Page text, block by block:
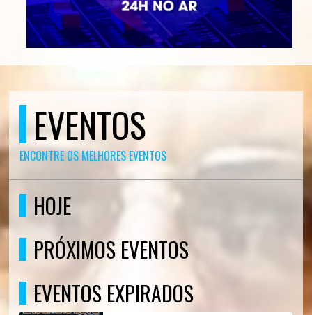
EVENTOS
ENCONTRE OS MELHORES EVENTOS
HOJE
PRÓXIMOS EVENTOS
EVENTOS EXPIRADOS